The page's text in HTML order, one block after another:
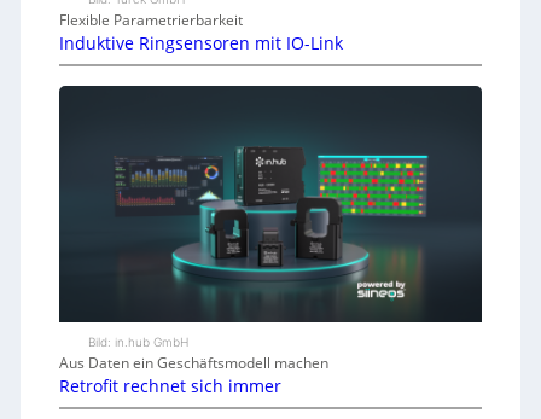
Flexible Parametrierbarkeit
Induktive Ringsensoren mit IO-Link
Bild: in.hub GmbH
Aus Daten ein Geschäftsmodell machen
Retrofit rechnet sich immer